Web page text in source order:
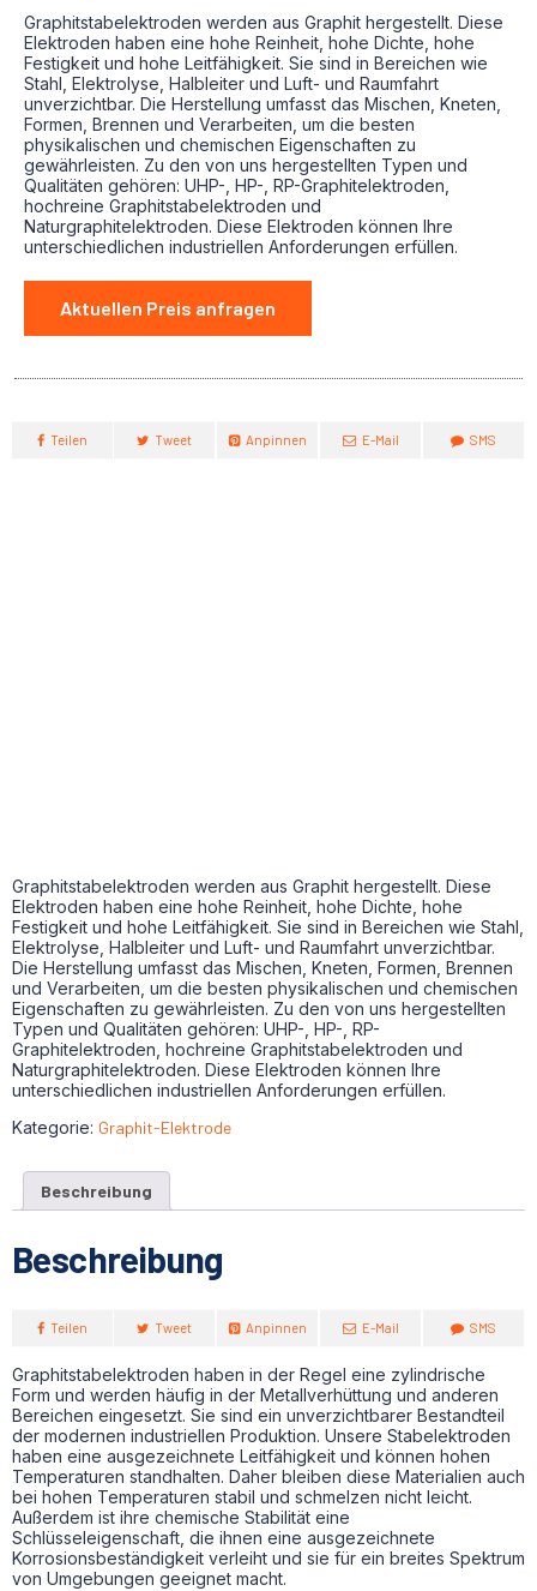
Graphitstabelektroden werden aus Graphit hergestellt. Diese
Elektroden haben eine hohe Reinheit, hohe Dichte, hohe
Festigkeit und hohe Leitfähigkeit. Sie sind in Bereichen wie
Stahl, Elektrolyse, Halbleiter und Luft- und Raumfahrt
unverzichtbar. Die Herstellung umfasst das Mischen, Kneten,
Formen, Brennen und Verarbeiten, um die besten
physikalischen und chemischen Eigenschaften zu
gewährleisten. Zu den von uns hergestellten Typen und
Qualitäten gehören: UHP-, HP-, RP-Graphitelektroden,
hochreine Graphitstabelektroden und
Naturgraphitelektroden. Diese Elektroden können Ihre
unterschiedlichen industriellen Anforderungen erfüllen.
Aktuellen Preis anfragen
Teilen Tweet Anpinnen E-Mail SMS
Graphitstabelektroden werden aus Graphit hergestellt. Diese
Elektroden haben eine hohe Reinheit, hohe Dichte, hohe
Festigkeit und hohe Leitfähigkeit. Sie sind in Bereichen wie Stahl,
Elektrolyse, Halbleiter und Luft- und Raumfahrt unverzichtbar.
Die Herstellung umfasst das Mischen, Kneten, Formen, Brennen
und Verarbeiten, um die besten physikalischen und chemischen
Eigenschaften zu gewährleisten. Zu den von uns hergestellten
Typen und Qualitäten gehören: UHP-, HP-, RP-
Graphitelektroden, hochreine Graphitstabelektroden und
Naturgraphitelektroden. Diese Elektroden können Ihre
unterschiedlichen industriellen Anforderungen erfüllen.
Kategorie: Graphit-Elektrode
Beschreibung
Beschreibung
Teilen Tweet Anpinnen E-Mail SMS
Graphitstabelektroden haben in der Regel eine zylindrische
Form und werden häufig in der Metallverhüttung und anderen
Bereichen eingesetzt. Sie sind ein unverzichtbarer Bestandteil
der modernen industriellen Produktion. Unsere Stabelektroden
haben eine ausgezeichnete Leitfähigkeit und können hohen
Temperaturen standhalten. Daher bleiben diese Materialien auch
bei hohen Temperaturen stabil und schmelzen nicht leicht.
Außerdem ist ihre chemische Stabilität eine
Schlüsseleigenschaft, die ihnen eine ausgezeichnete
Korrosionsbeständigkeit verleiht und sie für ein breites Spektrum
von Umgebungen geeignet macht.